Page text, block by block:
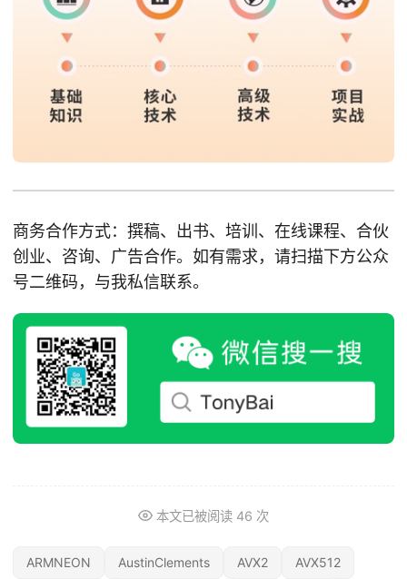
商务合作方式：撰稿、出书、培训、在线课程、合伙
创业、咨询、广告合作。如有需求，请扫描下方公众
号二维码，与我私信联系。
本文已被阅读 46 次
ARMNEON AustinClements AVX2 AVX512